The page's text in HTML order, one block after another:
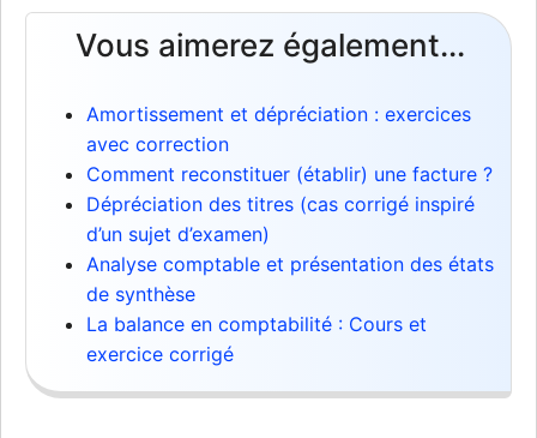
Vous aimerez également...
Amortissement et dépréciation : exercices
avec correction
Comment reconstituer (établir) une facture ?
Dépréciation des titres (cas corrigé inspiré
d’un sujet d’examen)
Analyse comptable et présentation des états
de synthèse
La balance en comptabilité : Cours et
exercice corrigé